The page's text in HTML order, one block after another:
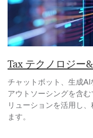
Tax テクノロジー
チャットボット、生成
アウトソーシングを含
リューションを活用し
ます。